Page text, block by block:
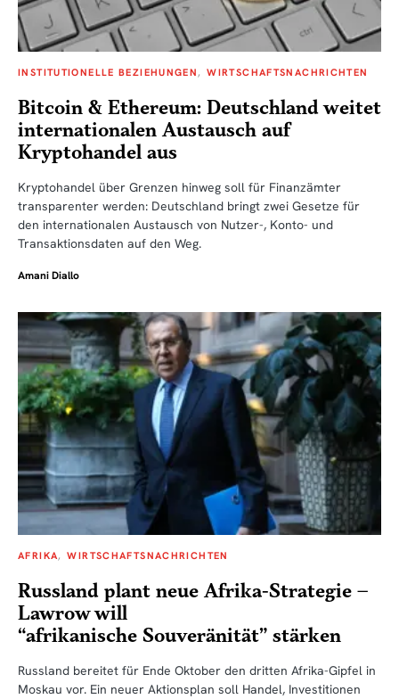
INSTITUTIONELLE BEZIEHUNGEN WIRTSCHAFTSNACHRICHTEN
Bitcoin & Ethereum: Deutschland weitet
internationalen Austausch auf
Kryptohandel aus
Kryptohandel über Grenzen hinweg soll für Finanzämter
transparenter werden: Deutschland bringt zwei Gesetze für
den internationalen Austausch von Nutzer-, Konto- und
Transaktionsdaten auf den Weg.
Amani Diallo
AFRIKA WIRTSCHAFTSNACHRICHTEN
Russland plant neue Afrika-Strategie –
Lawrow will
“afrikanische Souveränität” stärken
Russland bereitet für Ende Oktober den dritten Afrika-Gipfel in
Moskau vor. Ein neuer Aktionsplan soll Handel, Investitionen